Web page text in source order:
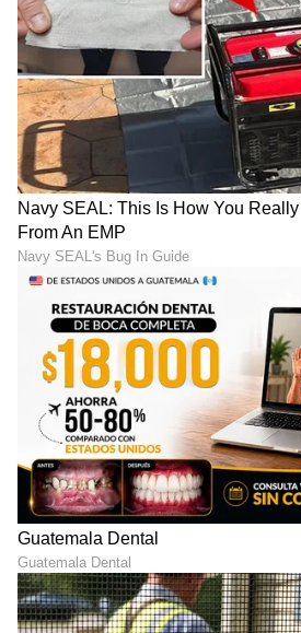
ಸಾಲು ಸಾಲು ಸೋಲು...
ಅರುಣಾಚಲಕ್ಕೆ ಹೋದ ನಟಿ
ಶ್ರೀಲೀಲಾ: ವಿಶೇಷ ಪೂಜೆ,
ಅಷ್ಟಕ್ಕೂ ಏನಾಯ್ತು?
ಯಶ್‌
ಫಿದಾ:
ನಿರ್ದೇಶಕಿ ಗೀತೂ ಮೋಹನ್‌ದಾಸ್
ಕಣ್ಣೀರು ಹಾಕಿದ್ದೇಕೆ? ಟಾಕ್ಸಿಕ್
'ಸ್ಪೆಷಲ್ ಲೇಡೀಸ್' ನಾಯಕಿಯರು
ಹೇಳಿದ್ದೇನು?
ರಾಕಿ
LATEST VIDEOS
"ರಾಜಕೀಯ ಬೇಡ, ಸಿನಿಮಾನೇ
ಕನಕೋತ್ಸವದಲ್ಲಿ ರಿಷಬ್ ಶೆಟ್ಟಿ |
Shetty speech | Suvarna News
ಶೇ.50 ರಿಂದ ಶೇ.18 ಕ್ಕೆ TAX